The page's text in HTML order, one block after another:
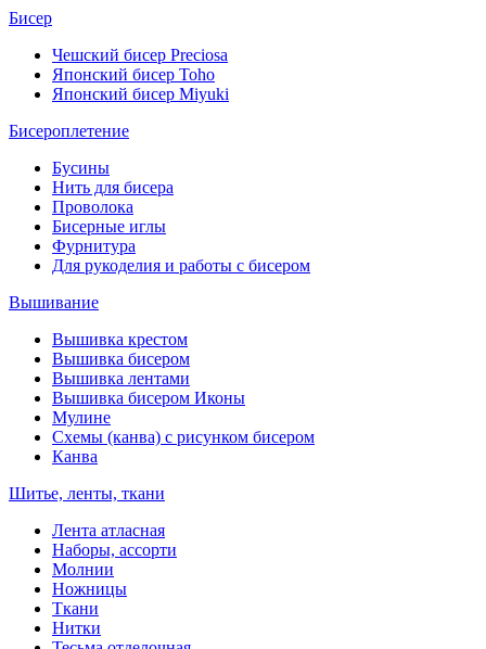
Бисер
Чешский бисер Preciosa
Японский бисер Toho
Японский бисер Miyuki
Бисероплетение
Бусины
Нить для бисера
Проволока
Бисерные иглы
Фурнитура
Для рукоделия и работы с бисером
Вышивание
Вышивка крестом
Вышивка бисером
Вышивка лентами
Вышивка бисером Иконы
Мулине
Схемы (канва) с рисунком бисером
Канва
Шитье, ленты, ткани
Лента атласная
Наборы, ассорти
Молнии
Ножницы
Ткани
Нитки